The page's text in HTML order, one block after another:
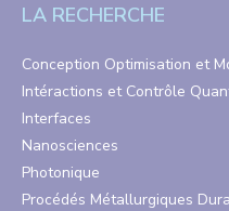
LA RECHERCHE
Conception Optimisation et
Intéractions et Contrôle
Interfaces
Nanosciences
Photonique
Procédés Métallurgiques